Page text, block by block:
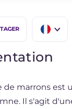
DE
de marrons est
Il s'agit